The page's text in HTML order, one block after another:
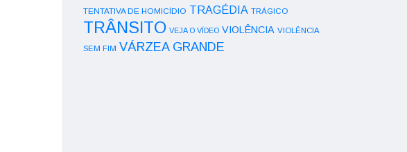
TENTATIVA DE HOMICÍDIO TRAGÉDIA TRÁGICO
TRÂNSITO VEJA O VÍDEO VIOLÊNCIA VIOLÊNCIA
SEM FIM VÁRZEA GRANDE